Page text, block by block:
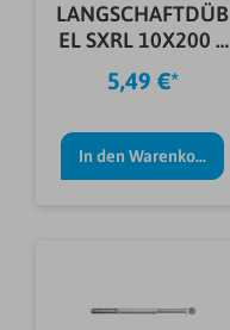
LANGSCHAFTDÜB
EL SXRL 10X200 T
E
5,49 €*
In den Warenkorb